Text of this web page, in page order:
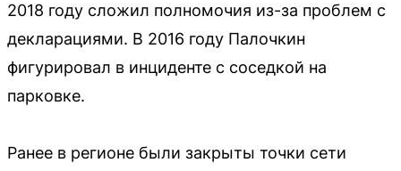
2018 году сложил полномочия из-за проблем с
декларациями. В 2016 году Палочкин
фигурировал в инциденте с соседкой на
парковке.
Ранее в регионе были закрыты точки сети